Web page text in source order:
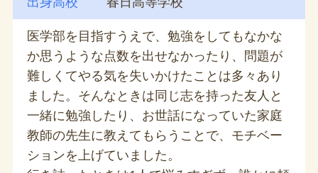
医学部を目指すうえで、勉強をしてもなかな
か思うような点数を出せなかったり、問題が
難しくてやる気を失いかけたことは多々あり
ました。そんなときは同じ志を持った友人と
一緒に勉強したり、お世話になっていた家庭
教師の先生に教えてもらうことで、モチベー
ションを上げていました。